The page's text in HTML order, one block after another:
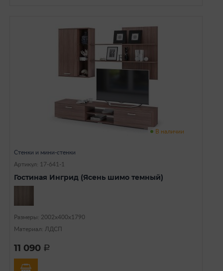
В наличии
Стенки и мини-стенки
Артикул: 17-641-1
Гостиная Ингрид (Ясень шимо темный)
Размеры: 2002х400х1790
Материал: ЛДСП
11 090 a